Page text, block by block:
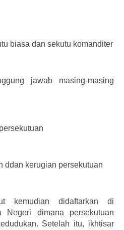
biasa dan sekutu komanditer
jawab masing-masing
ddan kerugian persekutuan
kemudian didaftarkan di
Negeri dimana persekutuan
Setelah itu, ikhtisar